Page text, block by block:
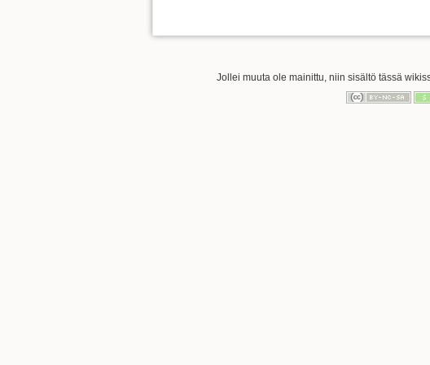
Jollei muuta ole mainittu, niin sisältö tässä